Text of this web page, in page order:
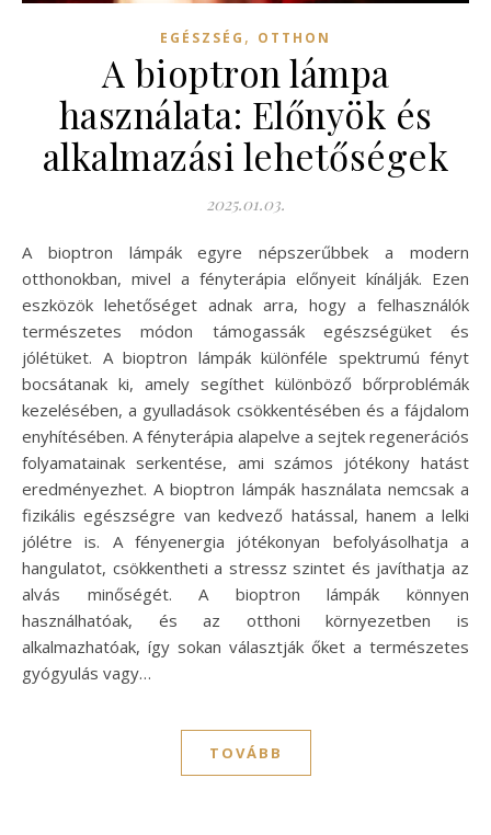
EGÉSZSÉG , OTTHON
A bioptron lámpa
használata: Előnyök és
alkalmazási lehetőségek
2025.01.03.
A bioptron lámpák egyre népszerűbbek a modern
otthonokban, mivel a fényterápia előnyeit kínálják. Ezen
eszközök lehetőséget adnak arra, hogy a felhasználók
természetes módon támogassák egészségüket és
jólétüket. A bioptron lámpák különféle spektrumú fényt
bocsátanak ki, amely segíthet különböző bőrproblémák
kezelésében, a gyulladások csökkentésében és a fájdalom
enyhítésében. A fényterápia alapelve a sejtek regenerációs
folyamatainak serkentése, ami számos jótékony hatást
eredményezhet. A bioptron lámpák használata nemcsak a
fizikális egészségre van kedvező hatással, hanem a lelki
jólétre is. A fényenergia jótékonyan befolyásolhatja a
hangulatot, csökkentheti a stressz szintet és javíthatja az
alvás minőségét. A bioptron lámpák könnyen
használhatóak, és az otthoni környezetben is
alkalmazhatóak, így sokan választják őket a természetes
gyógyulás vagy…
TOVÁBB